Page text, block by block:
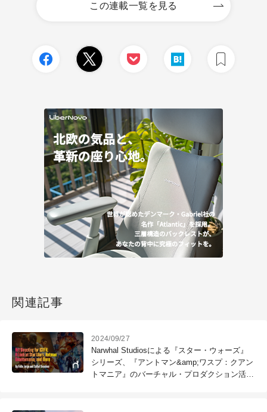
この連載一覧を見る
関連記事
2024/09/27
Narwhal Studiosによる『スター・ウォーズ』
シリーズ、『アントマン&amp;ワスプ：クアン
トマニア』のバーチャル・プロダクション活用